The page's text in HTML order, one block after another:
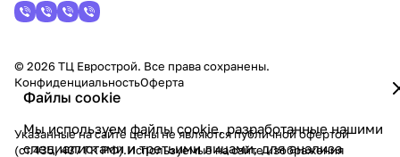
Файлы cookie
Мы используем файлы cookie, разработанные нашими
специалистами и третьими лицами, для анализа
© 2026 ТЦ Еврострой. Все права сохранены.
КонфиденциальностьОферта
Указанные на сайте цены не являются публичной офертой
(ст.435, 437 ГК РФ).Используемые на сайте изображения